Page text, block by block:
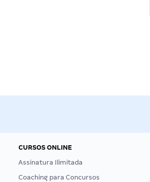
CURSOS ONLINE
Assinatura Ilimitada
Coaching para Concursos